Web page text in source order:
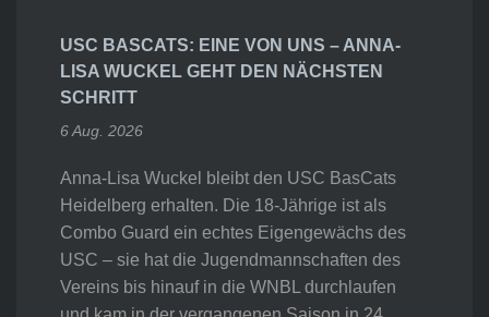
USC BASCATS: EINE VON UNS – ANNA-
LISA WUCKEL GEHT DEN NÄCHSTEN
SCHRITT
6 Aug. 2026
Anna-Lisa Wuckel bleibt den USC BasCats
Heidelberg erhalten. Die 18-Jährige ist als
Combo Guard ein echtes Eigengewächs des
USC – sie hat die Jugendmannschaften des
Vereins bis hinauf in die WNBL durchlaufen